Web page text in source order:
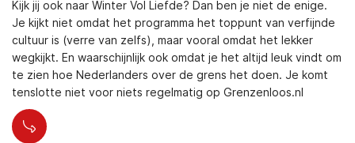
Kijk jij ook naar Winter Vol Liefde? Dan ben je niet de enige.
Je kijkt niet omdat het programma het toppunt van verfijnde
cultuur is (verre van zelfs), maar vooral omdat het lekker
wegkijkt. En waarschijnlijk ook omdat je het altijd leuk vindt om
te zien hoe Nederlanders over de grens het doen. Je komt
tenslotte niet voor niets regelmatig op Grenzenloos.nl